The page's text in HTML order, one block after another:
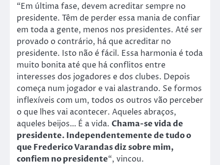
“Em última fase, devem acreditar sempre no
presidente. Têm de perder essa mania de confiar
em toda a gente, menos nos presidentes. Até ser
provado o contrário, há que acreditar no
presidente. Isto não é fácil. Essa harmonia é toda
muito bonita até que há conflitos entre
interesses dos jogadores e dos clubes. Depois
começa num jogador e vai alastrando. Se formos
inflexíveis com um, todos os outros vão perceber
o que lhes vai acontecer. Aqueles abraços,
aqueles beijos… É a vida. Chama-se vida de
presidente. Independentemente de tudo o
que Frederico Varandas diz sobre mim,
confiem no presidente“, vincou.